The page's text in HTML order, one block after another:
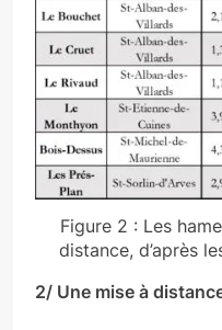
Figure 2 : Les
distance, d’après
2/ Une mise à